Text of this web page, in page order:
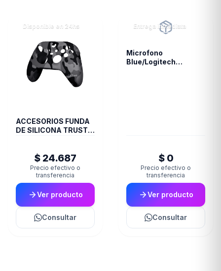
Disponible en 24hs
ACCESORIOS FUNDA
DE SILICONA TRUST
$ 24.687
Precio efectivo o
transferencia
Ver producto
Consultar
Entrega inmediata
Microfono
Blue/Logitech
$ 0
Precio efectivo o
transferencia
Ver producto
Consultar